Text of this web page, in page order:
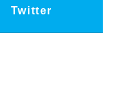
Twitter